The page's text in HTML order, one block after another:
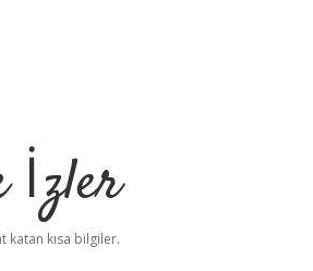
İzler
katan kısa bilgiler.